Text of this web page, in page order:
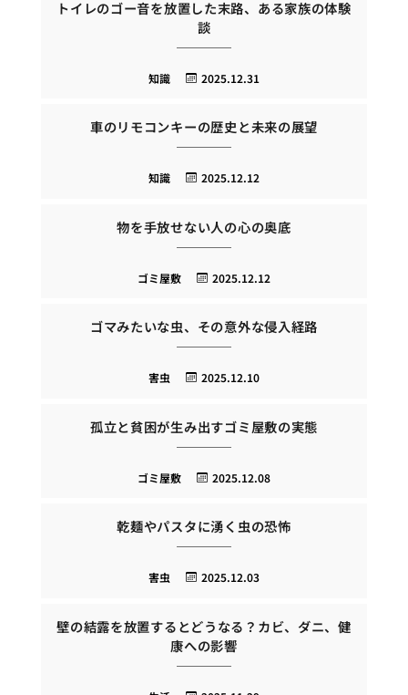
トイレのゴー音を放置した末路、ある家族の体験
談
2025.12.31
知識
車のリモコンキーの歴史と未来の展望
2025.12.12
知識
物を手放せない人の心の奥底
2025.12.12
ゴミ屋敷
ゴマみたいな虫、その意外な侵入経路
2025.12.10
害虫
孤立と貧困が生み出すゴミ屋敷の実態
2025.12.08
ゴミ屋敷
乾麺やパスタに湧く虫の恐怖
2025.12.03
害虫
壁の結露を放置するとどうなる？カビ、ダニ、健
康への影響